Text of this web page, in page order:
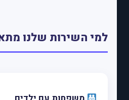
למי השירות שלנו